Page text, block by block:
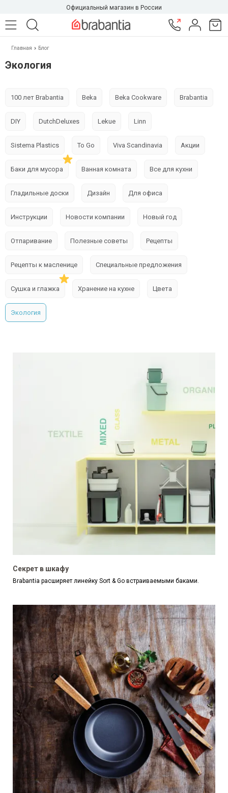
Официальный магазин в России
Главная Блог
Экология
100 лет Brabantia Beka Beka Cookware Brabantia
DIY DutchDeluxes Lekue Linn
Sistema Plastics To Go Viva Scandinavia Акции
Баки для мусора Ванная комната Все для кухни
Гладильные доски Дизайн Для офиса
Инструкции Новости компании Новый год
Отпаривание Полезные советы Рецепты
Рецепты к масленице Специальные предложения
Сушка и глажка Хранение на кухне Цвета
Экология
Секрет в шкафу
Brabantia расширяет линейку Sort & Go встраиваемыми баками.